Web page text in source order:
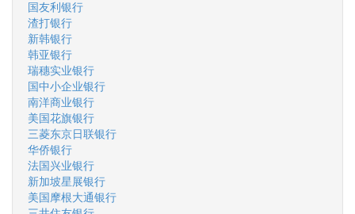
国友利银行
渣打银行
新韩银行
韩亚银行
瑞穗实业银行
国中小企业银行
南洋商业银行
美国花旗银行
三菱东京日联银行
华侨银行
法国兴业银行
新加坡星展银行
美国摩根大通银行